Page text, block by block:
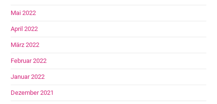
Mai 2022
April 2022
März 2022
Februar 2022
Januar 2022
Dezember 2021